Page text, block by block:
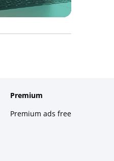
Premium
Premium ads free